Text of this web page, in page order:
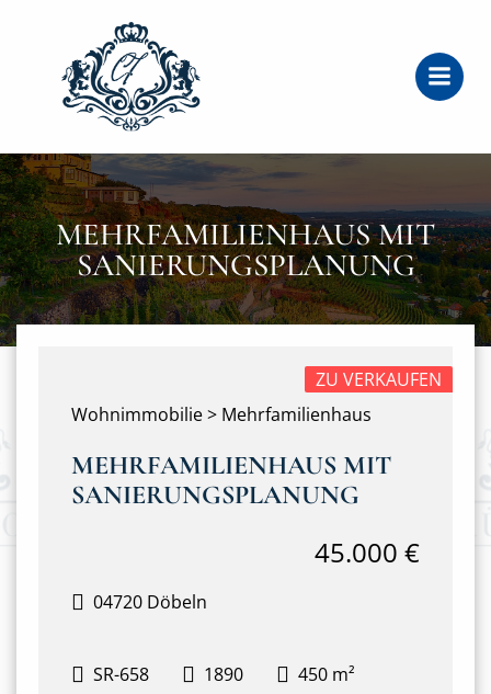
MEHRFAMILIENHAUS MIT
SANIERUNGSPLANUNG
Wohnimmobilie > Mehrfamilienhaus
ZU VERKAUFEN
MEHRFAMILIENHAUS MIT
SANIERUNGSPLANUNG
04720 Döbeln
45.000 €
SR-658 1890 450 m²